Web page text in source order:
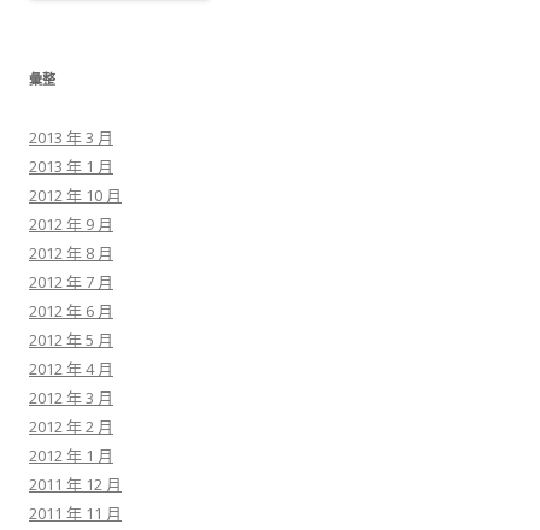
彙整
2013 年 3 月
2013 年 1 月
2012 年 10 月
2012 年 9 月
2012 年 8 月
2012 年 7 月
2012 年 6 月
2012 年 5 月
2012 年 4 月
2012 年 3 月
2012 年 2 月
2012 年 1 月
2011 年 12 月
2011 年 11 月